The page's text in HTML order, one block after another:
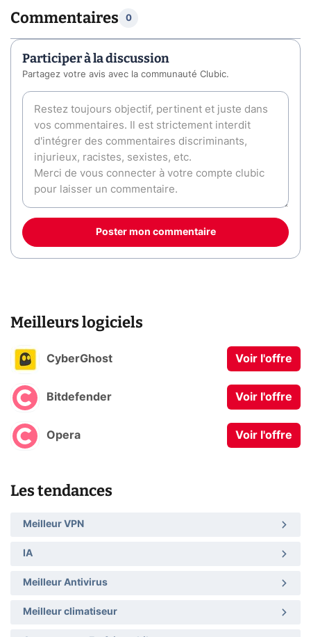
Commentaires 0
Participer à la discussion
Partagez votre avis avec la communauté Clubic.
Poster mon commentaire
Meilleurs logiciels
CyberGhost Voir l'offre
Bitdefender Voir l'offre
Opera Voir l'offre
Les tendances
Meilleur VPN
IA
Meilleur Antivirus
Meilleur climatiseur